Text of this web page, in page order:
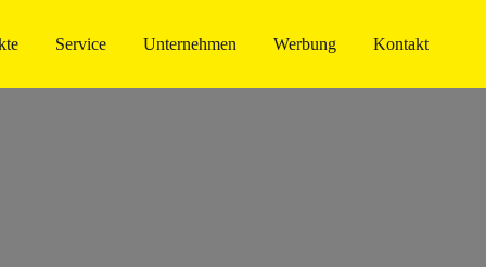
Service Unternehmen Werbung Kontakt